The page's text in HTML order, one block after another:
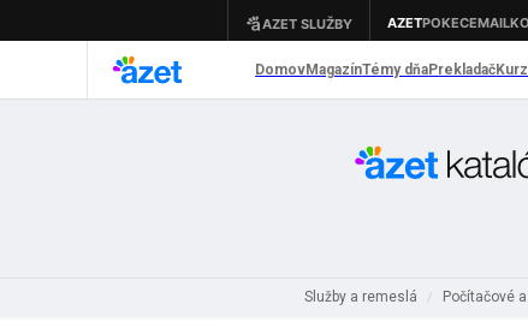
Služby a remeslá / Počítačové